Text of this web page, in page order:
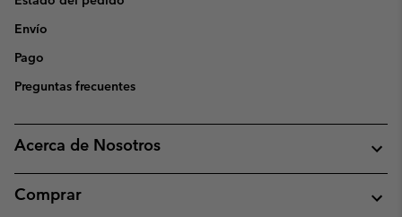
Envío
Pago
Preguntas frecuentes
Acerca de Nosotros
Comprar